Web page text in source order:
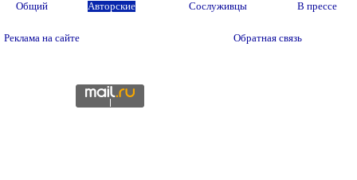
Общий Авторские Сослуживцы В прессе
Реклама на сайте Обратная связь